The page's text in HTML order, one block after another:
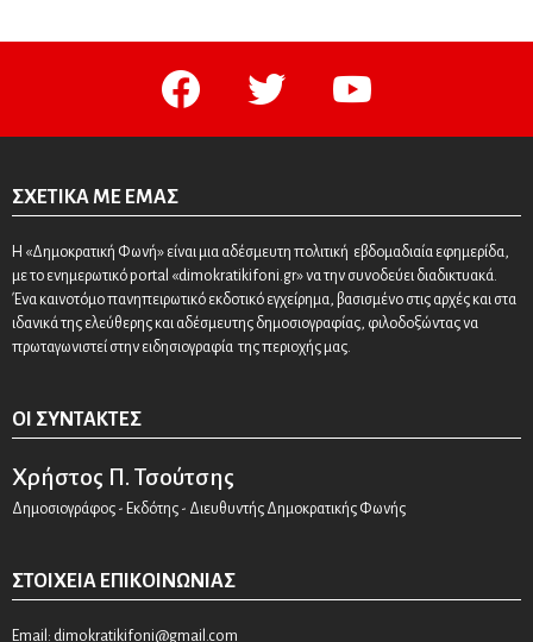
facebook twitter youtube
ΣΧΕΤΙΚΆ ΜΕ ΕΜΆΣ
Η «Δημοκρατική Φωνή» είναι μια αδέσμευτη πολιτική εβδομαδιαία εφημερίδα,
με το ενημερωτικό portal «dimokratikifoni.gr» να την συνοδεύει διαδικτυακά.
Ένα καινοτόμο πανηπειρωτικό εκδοτικό εγχείρημα, βασισμένο στις αρχές και στα
ιδανικά της ελεύθερης και αδέσμευτης δημοσιογραφίας, φιλοδοξώντας να
πρωταγωνιστεί στην ειδησιογραφία της περιοχής μας.
ΟΙ ΣΥΝΤΆΚΤΕΣ
Χρήστος Π. Τσούτσης
Δημοσιογράφος - Εκδότης - Διευθυντής Δημοκρατικής Φωνής
ΣΤΟΙΧΕΊΑ ΕΠΙΚΟΙΝΩΝΊΑΣ
Email: dimokratikifoni@gmail.com